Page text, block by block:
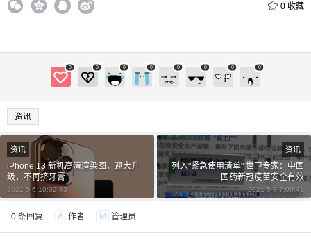
0 收藏
0 0 0 0 0 0 0 0
资讯
立刻支付
立刻支付
资讯
iPhone 13 新机高清渲染图，迎大升
级，不再挤牙膏
2021-5-6 10:02:43
资讯
列入"紧急使用清单" 世卫专家：中国
国药新冠疫苗安全有效
2021-5-8 7:09:41
0 条回复 A 作者 M 管理员
忘记密码？找回